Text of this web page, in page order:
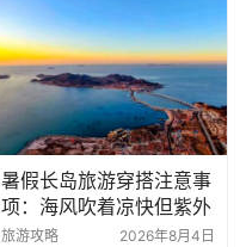
暑假长岛旅游穿搭注意事
项：海风吹着凉快但紫外
线狠，这几种衣服带对了
旅游攻略 2026年8月4日